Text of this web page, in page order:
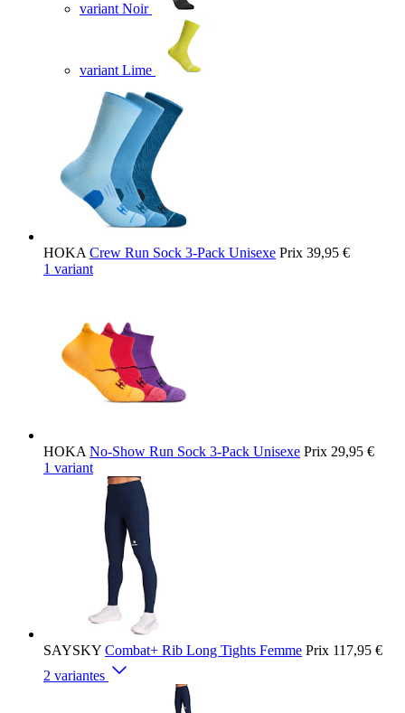
variant Noir
variant Lime
HOKA Crew Run Sock 3-Pack Unisexe Prix 39,95 €
1 variant
HOKA No-Show Run Sock 3-Pack Unisexe Prix 29,95 €
1 variant
SAYSKY Combat+ Rib Long Tights Femme Prix 117,95 €
2 variantes